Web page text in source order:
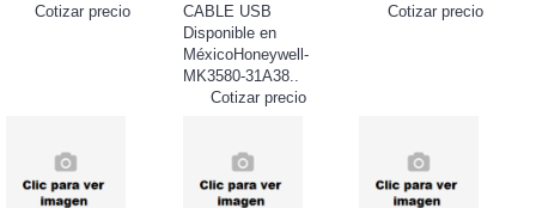
Cotizar precio
CABLE USB
Disponible en
MéxicoHoneywell-
MK3580-31A38..
Cotizar precio
Cotizar precio